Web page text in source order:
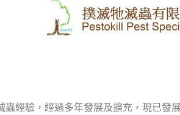
經驗，經過多年發展及擴充，現已